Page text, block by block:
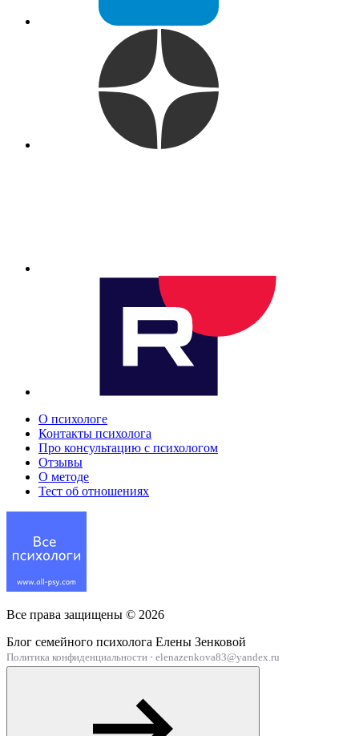
О психологе
Контакты психолога
Про консультацию с психологом
Отзывы
О методе
Тест об отношениях
Все права защищены © 2026
Блог семейного психолога Елены Зенковой
Политика конфиденциальности · elenazenkova83@yandex.ru